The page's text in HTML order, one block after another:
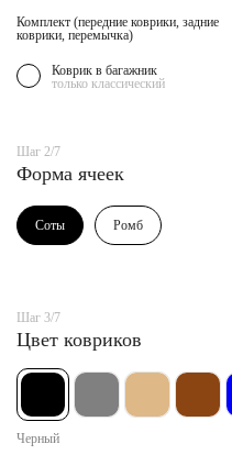
Комплект (передние коврики, задние
коврики, перемычка)
Коврик в багажник
только классический
Шаг 2/7
Форма ячеек
Соты Ромб
Шаг 3/7
Цвет ковриков
Черный